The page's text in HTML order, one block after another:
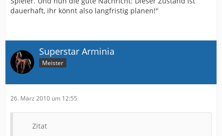
dauerhaft, ihr könnt also langfristig planen!"
Superstar Arminia
Meister
26. März 2010 um 12:55
Zitat